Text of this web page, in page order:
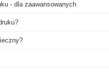
- dla zaawansowanych